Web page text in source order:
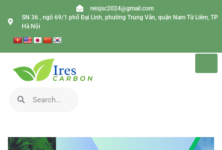
reisjsc2024@gmail.com
SN 36 , ngõ 69/1 phố Đại Linh, phường Trung Văn, quận Nam Từ Liêm, TP
Hà Nội